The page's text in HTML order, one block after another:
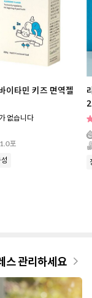
이타민 키즈 면역젤
없습니다
포
스 관리하세요